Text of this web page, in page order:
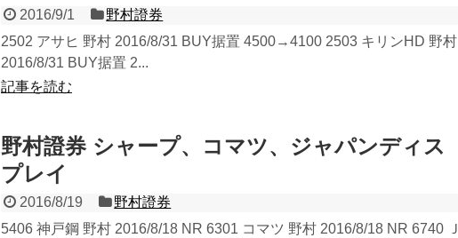
2016/9/1
野村證券
2502 アサヒ 野村 2016/8/31 BUY据置 4500→4100 2503 キリンHD 野村
2016/8/31 BUY据置 2...
記事を読む
野村證券 シャープ、コマツ、ジャパンディス
プレイ
2016/8/19
野村證券
5406 神戸鋼 野村 2016/8/18 NR 6301 コマツ 野村 2016/8/18 NR 6740 Ｊ